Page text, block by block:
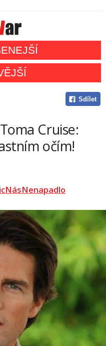
Sdílet
Cruise:
očím!